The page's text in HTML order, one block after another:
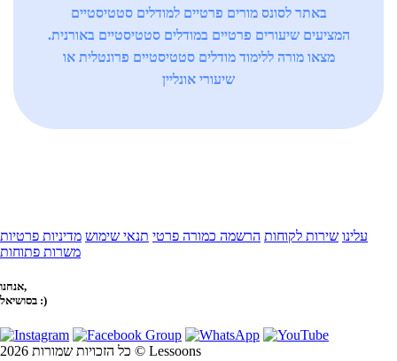
באתר לסונס מורים פרטיים למודלים סטטיסטיים
המציעים שיעורים פרטיים במודלים סטטיסטיים באורנית.
מצאו מורה ללימוד מודלים סטטיסטיים פרונטלית או
שיעורי אונליין
עלינו שירות לקוחות הרשמה כמורה פרטי תנאי שימוש מדיניות פרטיות
משרות פתוחות
אנחנו,
בסושיאל :)
כל הזכויות שמורות 2026 © Lessoons